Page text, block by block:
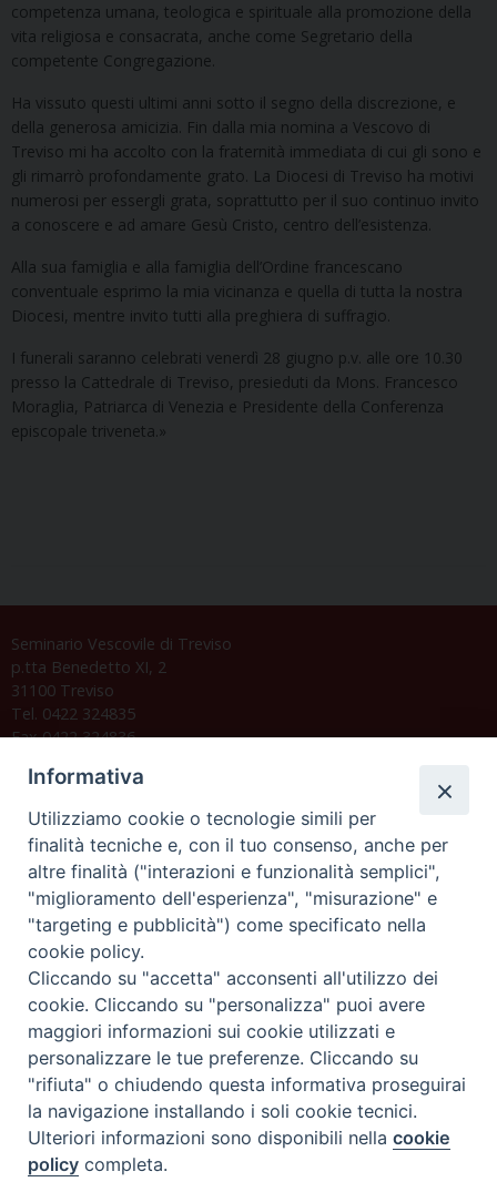
competenza umana, teologica e spirituale alla promozione della
vita religiosa e consacrata, anche come Segretario della
competente Congregazione.
Ha vissuto questi ultimi anni sotto il segno della discrezione, e
della generosa amicizia. Fin dalla mia nomina a Vescovo di
Treviso mi ha accolto con la fraternità immediata di cui gli sono e
gli rimarrò profondamente grato. La Diocesi di Treviso ha motivi
numerosi per essergli grata, soprattutto per il suo continuo invito
a conoscere e ad amare Gesù Cristo, centro dell’esistenza.
Alla sua famiglia e alla famiglia dell’Ordine francescano
conventuale esprimo la mia vicinanza e quella di tutta la nostra
Diocesi, mentre invito tutti alla preghiera di suffragio.
I funerali saranno celebrati venerdì 28 giugno p.v. alle ore 10.30
presso la Cattedrale di Treviso, presieduti da Mons. Francesco
Moraglia, Patriarca di Venezia e Presidente della Conferenza
episcopale triveneta.»
Seminario Vescovile di Treviso
p.tta Benedetto XI, 2
31100 Treviso
Tel. 0422 324835
Fax 0422 324836
C.F. 94004060268
Orario di segreteria
Lunedì 17.30-19.30
Martedì 17.30-19.30
Mercoledì 17.30-19.30
Giovedì 17.30-19.30
Venerdì chiuso
Sabato 9.30-11.30
Privacy e sicurezza
Informativa
Utilizziamo cookie o tecnologie simili per
finalità tecniche e, con il tuo consenso, anche per
altre finalità ("interazioni e funzionalità semplici",
"miglioramento dell'esperienza", "misurazione" e
"targeting e pubblicità") come specificato nella
cookie policy.
Cliccando su "accetta" acconsenti all'utilizzo dei
cookie. Cliccando su "personalizza" puoi avere
maggiori informazioni sui cookie utilizzati e
personalizzare le tue preferenze. Cliccando su
"rifiuta" o chiudendo questa informativa proseguirai
la navigazione installando i soli cookie tecnici.
Ulteriori informazioni sono disponibili nellacookie
policy completa.